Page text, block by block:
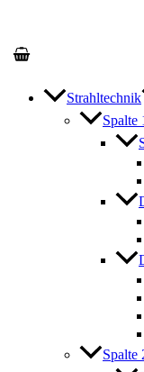
Strahltechnik
Spalte
Spalte